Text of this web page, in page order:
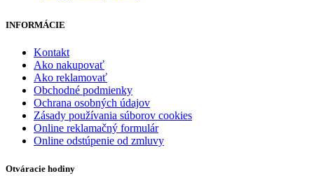
INFORMÁCIE
Kontakt
Ako nakupovať
Ako reklamovať
Obchodné podmienky
Ochrana osobných údajov
Zásady používania súborov cookies
Online reklamačný formulár
Online odstúpenie od zmluvy
Otváracie hodiny